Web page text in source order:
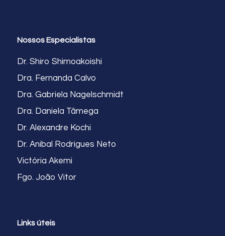
Nossos Especialistas
Dr. Shiro Shimoakoishi
Dra. Fernanda Calvo
Dra. Gabriela Nagelschmidt
Dra. Daniela Tâmega
Dr. Alexandre Kochi
Dr. Anibal Rodrigues Neto
Victória Akemi
Fgo. João Vitor
Links úteis